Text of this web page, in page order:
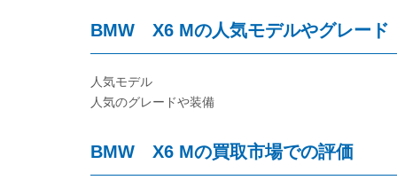
BMW X6 Mの人気モデルやグレード
人気モデル
人気のグレードや装備
BMW X6 Mの買取市場での評価